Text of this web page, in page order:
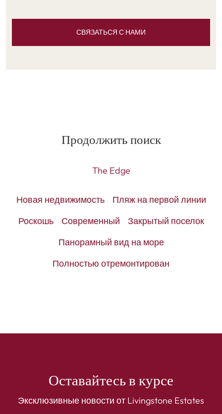
СВЯЗАТЬСЯ С НАМИ
Продолжить поиск
The Edge
Новая недвижимость
Пляж на первой линии
Роскошь
Современный
Закрытый поселок
Панорамный вид на море
Полностью отремонтирован
Оставайтесь в курсе
Эксклюзивные новости от Livingstone Estates